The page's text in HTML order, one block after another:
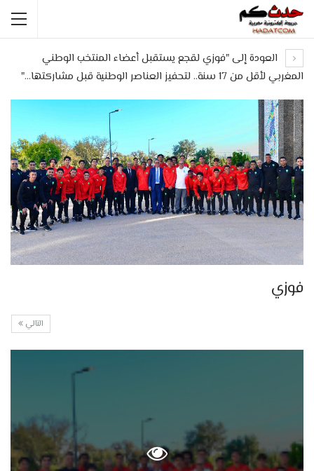
العودة إلى "فوزي لقجع يستقبل أعضاء المنتخب الوطني
المغربي لأقل من 17 سنة.. لتحفيز العناصر الوطنية قبل مشاركتها…"
فوزي
التالي